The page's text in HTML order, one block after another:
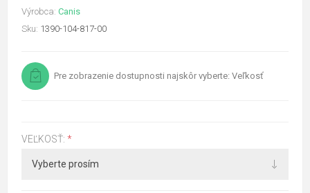
Výrobca: Canis
Sku: 1390-104-817-00
Pre zobrazenie dostupnosti najskôr vyberte: Veľkosť
VEĽKOSŤ: *